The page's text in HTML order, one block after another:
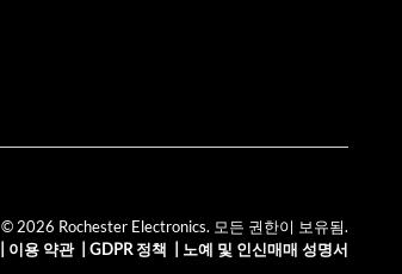
© 2026 Rochester Electronics. 모든 권한이 보유됨.
이용 약관| GDPR 정책 노예 및 인신매매 성명서